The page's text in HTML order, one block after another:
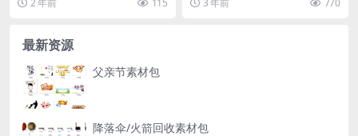
2 年前 115 3 年前 770
最新资源
父亲节素材包
降落伞/火箭回收素材包